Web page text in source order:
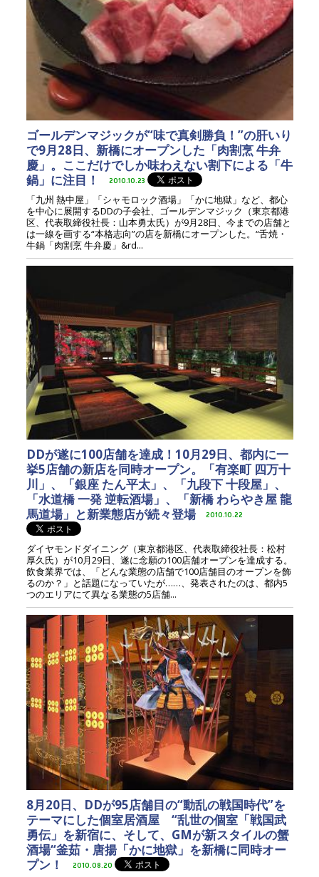
ゴールデンマジックが“味で真剣勝負！”の肝いり
で9月28日、新橋にオープンした「肉割烹 牛弁
慶」。ここだけでしか味わえない割下による「牛
鍋」に注目！
2010.10.23
「九州 熱中屋」「シャモロック酒場」「かに地獄」など、都心
を中心に展開するDDの子会社、ゴールデンマジック（東京都港
区、代表取締役社長：山本勇太氏）が9月28日、今までの店舗と
は一線を画する“本格志向”の店を新橋にオープンした。“舌焼・
牛鍋「肉割烹 牛弁慶」&rd...
DDが遂に100店舗を達成！10月29日、都内に一
挙5店舗の新店を同時オープン。「有楽町 四万十
川」、「銀座 たん平太」、「九段下 十段屋」、
「水道橋 一発 逆転酒場」、「新橋 わらやき屋 龍
馬道場」と新業態店が続々登場
2010.10.22
ダイヤモンドダイニング（東京都港区、代表取締役社長：松村
厚久氏）が10月29日、遂に念願の100店舗オープンを達成する。
飲食業界では、「どんな業態の店舗で100店舗目のオープンを飾
るのか？」と話題になっていたが……、発表されたのは、都内5
つのエリアにて異なる業態の5店舗...
8月20日、DDが95店舗目の“動乱の戦国時代”を
テーマにした個室居酒屋 “乱世の個室「戦国武
勇伝」を新宿に、そして、GMが新スタイルの蟹
酒場“釜茹・唐揚「かに地獄」を新橋に同時オー
プン！
2010.08.20